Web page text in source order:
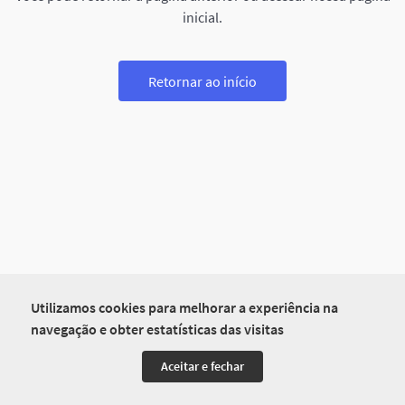
Utilizamos cookies para melhorar a experiência na
navegação e obter estatísticas das visitas
Aceitar e fechar
inicial.
Retornar ao início